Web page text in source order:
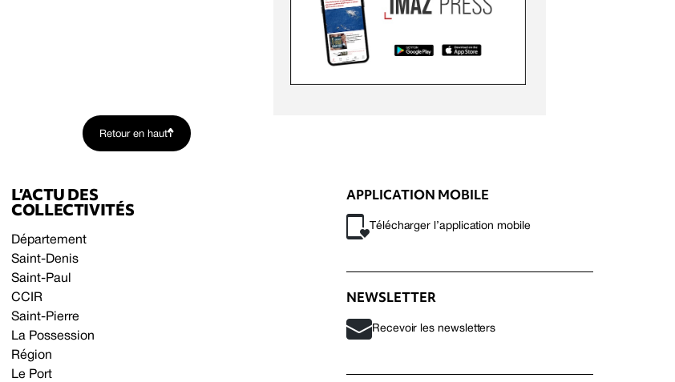
Retour en haut
L’ACTU DES
COLLECTIVITÉS
Département
Saint-Denis
Saint-Paul
CCIR
Saint-Pierre
La Possession
Région
Le Port
APPLICATION MOBILE
Télécharger l’application mobile
NEWSLETTER
Recevoir les newsletters